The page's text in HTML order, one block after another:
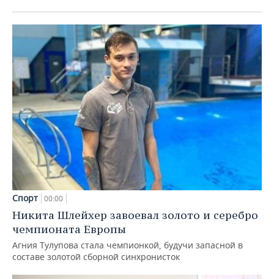
Спорт 00:00
Никита Шлейхер завоевал золото и серебро
чемпионата Европы
Агния Тулупова стала чемпионкой, будучи запасной в
составе золотой сборной синхронисток